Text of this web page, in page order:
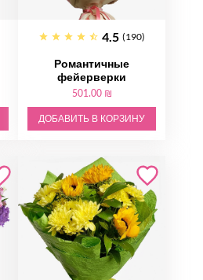
4.5 (190)
Романтичные
фейерверки
501.00 ₪
ДОБАВИТЬ В КОРЗИНУ